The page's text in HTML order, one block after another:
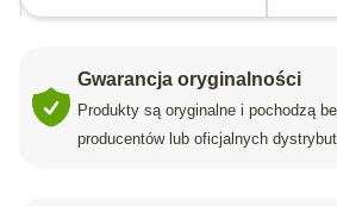
Gwarancja oryginalności
Produkty są oryginalne i pochodzą
producentów lub oficjalnych